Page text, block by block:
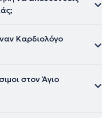
Καρδιολόγο
στον Άγιο